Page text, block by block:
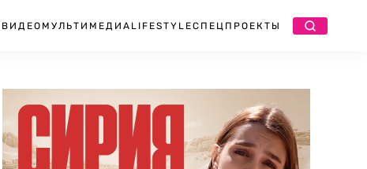
ВИДЕО МУЛЬТИМЕДИА LIFESTYLEСПЕЦПРОЕКТЫ